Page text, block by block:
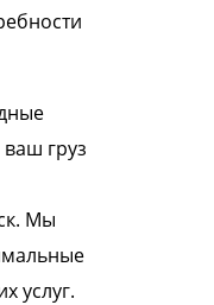
груз
Мы
услуг.